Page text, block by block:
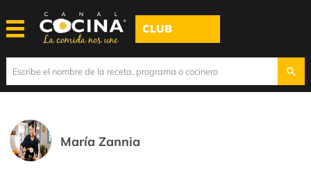
CLUB
María Zannia